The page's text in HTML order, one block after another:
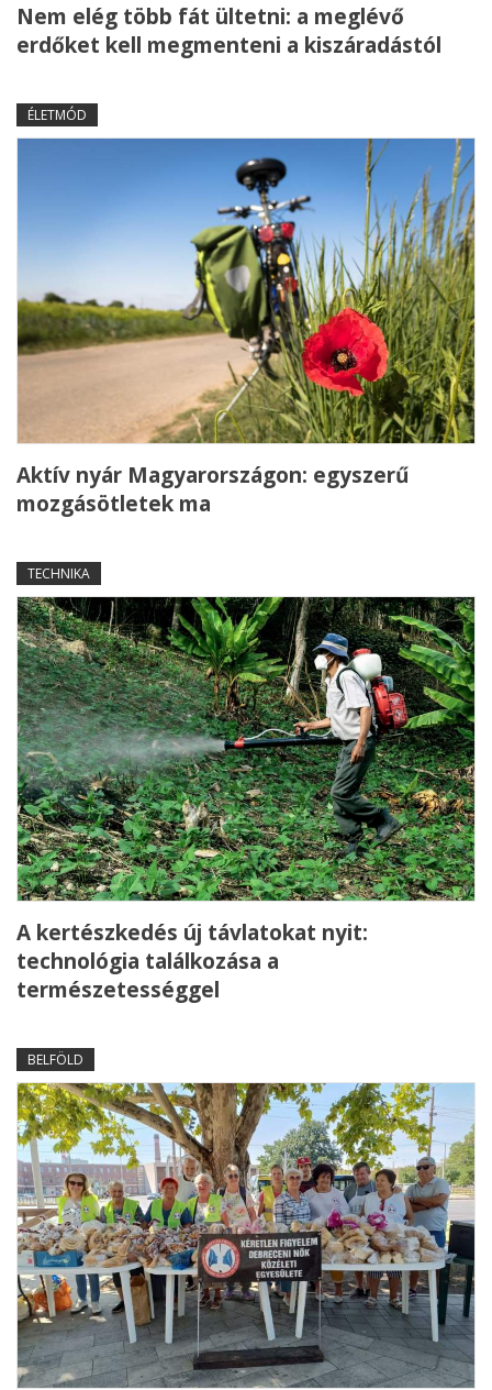
Nem elég több fát ültetni: a meglévő
erdőket kell megmenteni a kiszáradástól
ÉLETMÓD
Aktív nyár Magyarországon: egyszerű
mozgásötletek ma
TECHNIKA
A kertészkedés új távlatokat nyit:
technológia találkozása a
természetességgel
BELFÖLD